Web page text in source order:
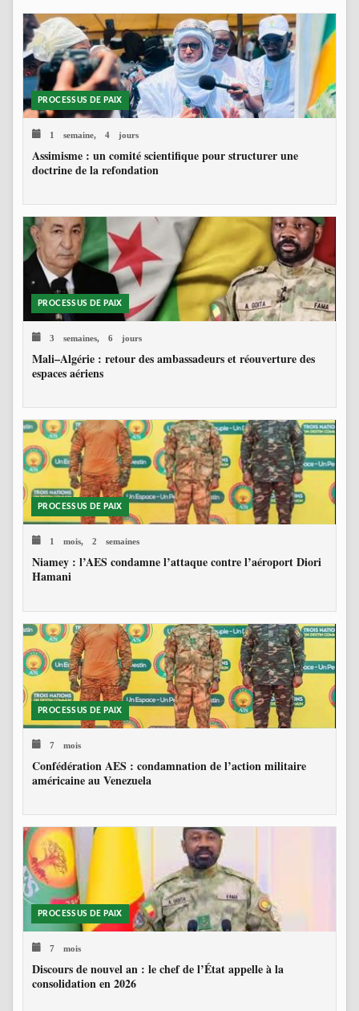
PROCESSUS DE PAIX
1 semaine, 4 jours
Assimisme : un comité scientifique pour structurer une
doctrine de la refondation
PROCESSUS DE PAIX
3 semaines, 6 jours
Mali–Algérie : retour des ambassadeurs et réouverture des
espaces aériens
PROCESSUS DE PAIX
1 mois, 2 semaines
Niamey : l’AES condamne l’attaque contre l’aéroport Diori
Hamani
PROCESSUS DE PAIX
7 mois
Confédération AES : condamnation de l’action militaire
américaine au Venezuela
PROCESSUS DE PAIX
7 mois
Discours de nouvel an : le chef de l’État appelle à la
consolidation en 2026